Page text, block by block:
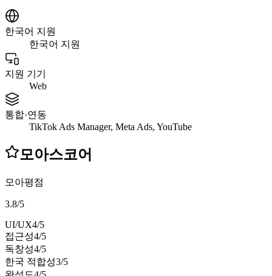
한국어 지원
한국어 지원
지원 기기
Web
통합·연동
TikTok Ads Manager, Meta Ads, YouTube
모아스코어
모아평점
3.8/5
UI/UX4/5
접근성4/5
독창성4/5
한국 적합성3/5